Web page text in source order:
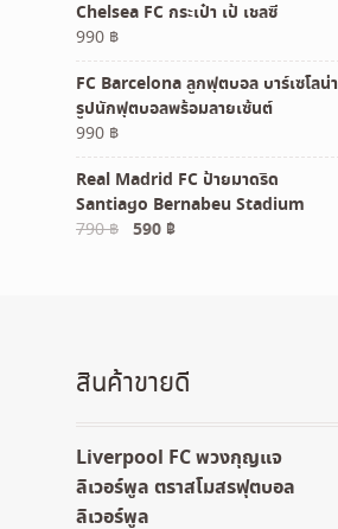
was:
is:
Chelsea FC กระเป๋า เป้ เชลซี
990 ฿
FC Barcelona ลูกฟุตบอล บาร์เซโลน่า
รูปนักฟุตบอลพร้อมลายเซ้นต์
990 ฿
Real Madrid FC ป้ายมาดริด
Santiago Bernabeu Stadium
790฿ Original
590 ฿Current
สินค้าขายดี
Liverpool FC พวงกุญแจ
ลิเวอร์พูล ตราสโมสรฟุตบอล
ลิเวอร์พูล